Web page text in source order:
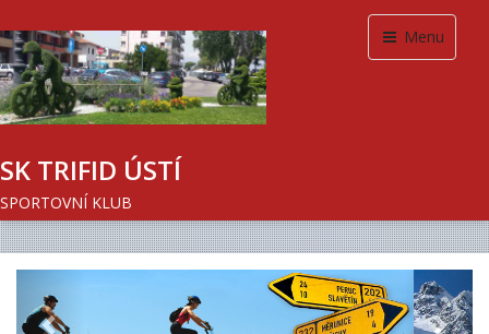
Menu
SK TRIFID ÚSTÍ
SPORTOVNÍ KLUB
Next